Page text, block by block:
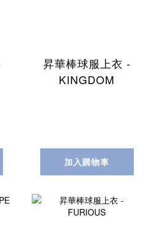
昇華棒球服上衣 -
KINGDOM
加入購物車